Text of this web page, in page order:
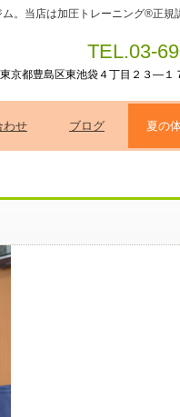
。当店は加圧トレーニング®正規
TEL.03-
東京都豊島区東池袋４丁目２３―１
わせ ブログ 夏の